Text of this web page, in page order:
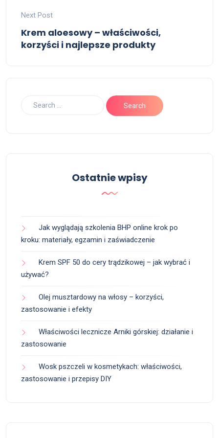
Next Post
Krem aloesowy – właściwości,
korzyści i najlepsze produkty
Ostatnie wpisy
Jak wyglądają szkolenia BHP online krok po
kroku: materiały, egzamin i zaświadczenie
Krem SPF 50 do cery trądzikowej – jak wybrać i
używać?
Olej musztardowy na włosy – korzyści,
zastosowanie i efekty
Właściwości lecznicze Arniki górskiej: działanie i
zastosowanie
Wosk pszczeli w kosmetykach: właściwości,
zastosowanie i przepisy DIY